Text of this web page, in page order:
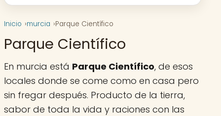
Inicio murcia Parque Científico
Parque Científico
En murcia está Parque Científico, de esos
locales donde se come como en casa pero
sin fregar después. Producto de la tierra,
sabor de toda la vida y raciones con las